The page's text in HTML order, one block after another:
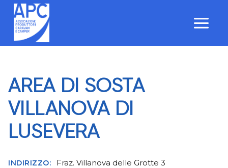
Salta
contenuto
AREA DI SOSTA
VILLANOVA DI
LUSEVERA
INDIRIZZO: Fraz. Villanova delle Grotte 3